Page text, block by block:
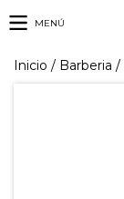
MENÚ
Inicio / Barberia /